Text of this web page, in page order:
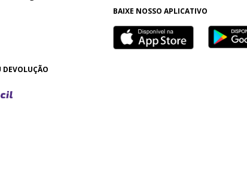
DEVOLUÇÃO
BAIXE NOSSO APLICATIVO